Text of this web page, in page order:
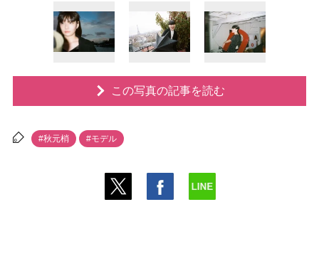
この写真の記事を読む
#秋元梢 #モデル